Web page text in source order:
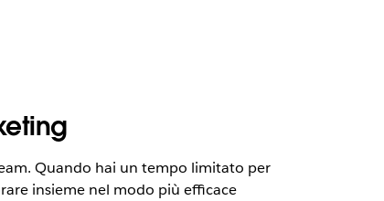
Quando hai un tempo limitato per
insieme nel modo più efficace